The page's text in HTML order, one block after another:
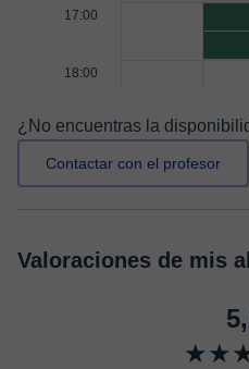
17:00
18:00
¿No encuentras la
Contactar con el profesor
Valoraciones de mis